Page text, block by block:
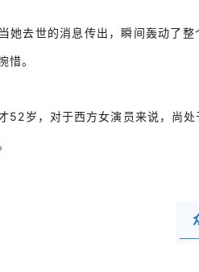
她去世的消息传出，瞬间轰动了
惜。
52岁，对于西方女演员来说，尚